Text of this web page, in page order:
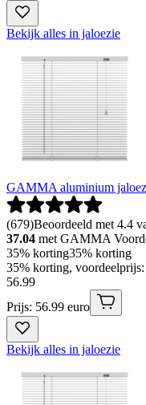
Bekijk alles in jaloezie
GAMMA aluminium
(679)Beoordeeld met 4.4
37.04 met GAMMA
35% korting35% korting
35% korting,
56.99
Prijs: 56.99 euro
Bekijk alles in jaloezie